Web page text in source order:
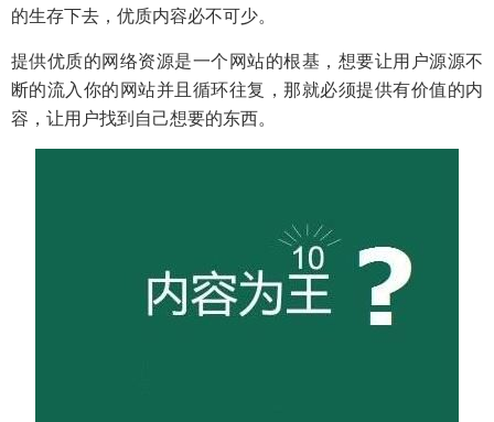
的生存下去，优质内容必不可少。
提供优质的网络资源是一个网站的根基，想要让用户源源不
断的流入你的网站并且循环往复，那就必须提供有价值的内
容，让用户找到自己想要的东西。